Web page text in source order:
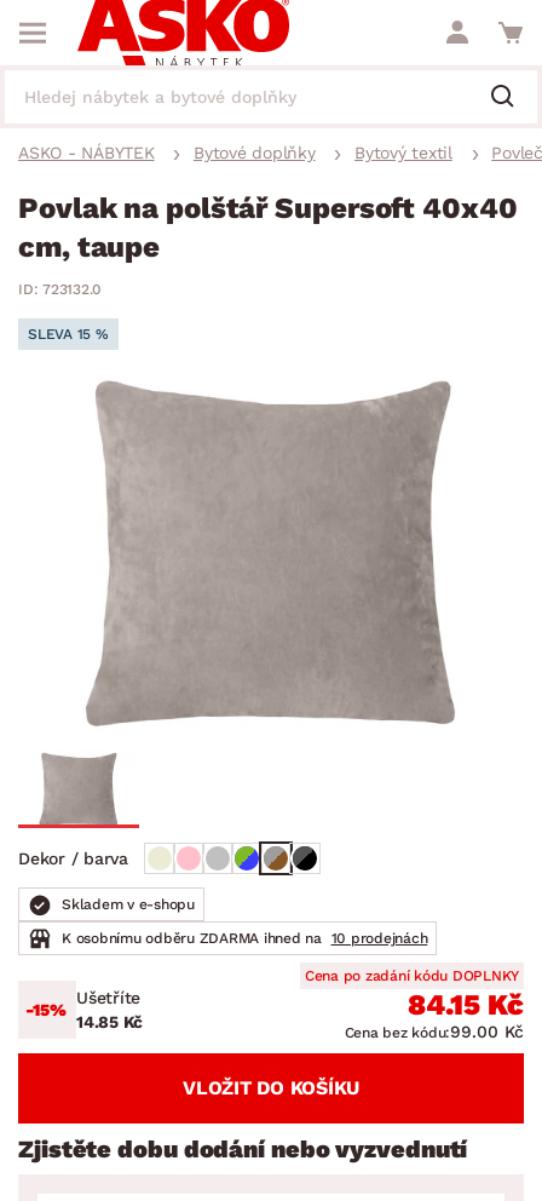
ASKO - NÁBYTEK Bytové doplňky Bytový textil
Povlak na polštář Supersoft 40x40
cm, taupe
ID: 723132.0
SLEVA 15 %
Dekor / barva
Skladem v e-shopu
K osobnímu odběru ZDARMA ihned na
10 prodejnách
-15%
Ušetříte
14.85 Kč
Cena po zadání kódu DOPLNKY
84.15 Kč
Cena bez kódu:99.00 Kč
VLOŽIT DO KOŠÍKU
Zjistěte dobu dodání nebo vyzvednutí